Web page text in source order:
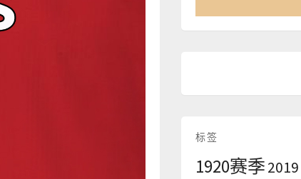
标签
1920赛季2019